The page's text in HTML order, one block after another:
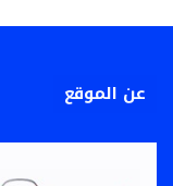
عن الموقع